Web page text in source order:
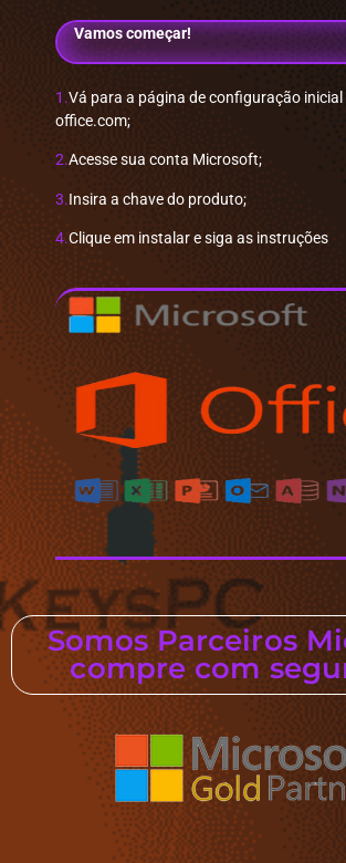
Vamos começar!
1.Vá para a página de configuração inicial
office.com;
2.Acesse sua conta Microsoft;
3.Insira a chave do produto;
4.Clique em instalar e siga as instruções
Somos Parceiros
compre com